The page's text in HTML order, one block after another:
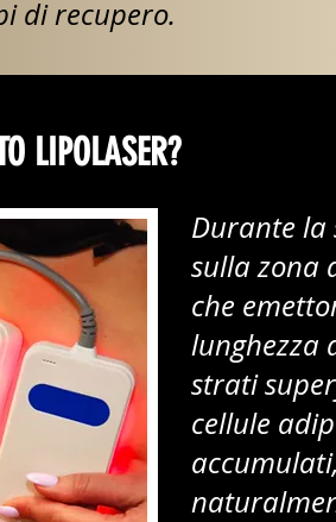
di recupero.
LIPOLASER?
Durante la
sulla zona
che
lunghezza
strati
cellule